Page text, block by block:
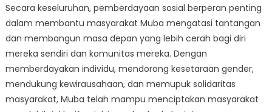
Secara keseluruhan, pemberdayaan sosial berperan penting
dalam membantu masyarakat Muba mengatasi tantangan
dan membangun masa depan yang lebih cerah bagi diri
mereka sendiri dan komunitas mereka. Dengan
memberdayakan individu, mendorong kesetaraan gender,
mendukung kewirausahaan, dan memupuk solidaritas
masyarakat, Muba telah mampu menciptakan masyarakat